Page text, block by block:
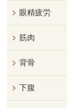
眼精疲労
筋肉
背骨
下腹